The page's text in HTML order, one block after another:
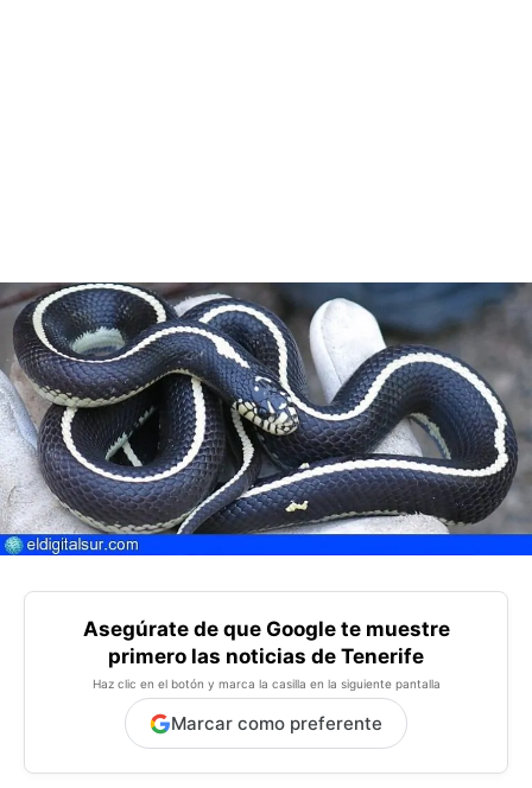
Asegúrate de que Google te muestre
primero las noticias de Tenerife
Haz clic en el botón y marca la casilla en la siguiente pantalla
Marcar como preferente